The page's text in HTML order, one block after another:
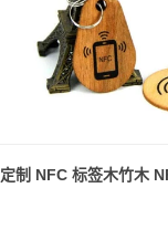
定制 NFC 标签木竹木